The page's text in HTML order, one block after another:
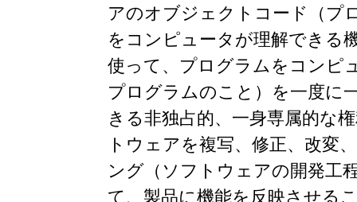
アのオブジェクトコード（プ
をコンピュータが理解できる
使って、プログラムをコンピ
プログラムのこと）を一度に
きる非独占的、一身専属的な
トウェアを複写、修正、改変
ング（ソフトウェアの開発工
て、製品に機能を反映させる